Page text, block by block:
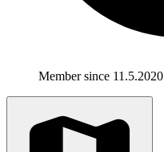
Member since 11.5.2020